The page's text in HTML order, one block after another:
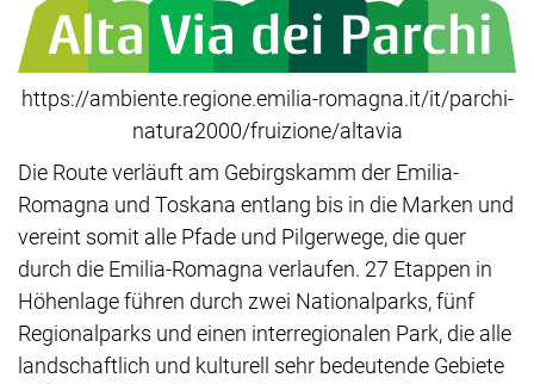
https://ambiente.regione.emilia-romagna.it/it/parchi-
natura2000/fruizione/altavia
Die Route verläuft am Gebirgskamm der Emilia-
Romagna und Toskana entlang bis in die Marken und
vereint somit alle Pfade und Pilgerwege, die quer
durch die Emilia-Romagna verlaufen. 27 Etappen in
Höhenlage führen durch zwei Nationalparks, fünf
Regionalparks und einen interregionalen Park, die alle
landschaftlich und kulturell sehr bedeutende Gebiete